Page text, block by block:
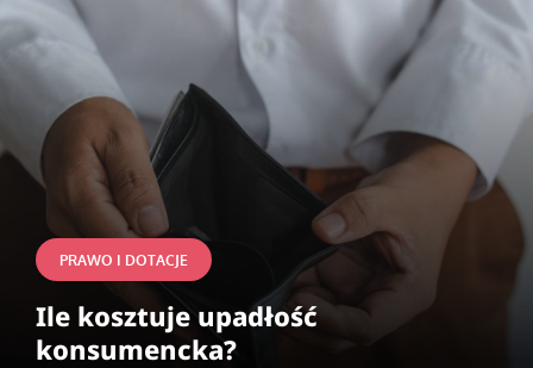
PRAWO I DOTACJE
Ile kosztuje upadłość
konsumencka?